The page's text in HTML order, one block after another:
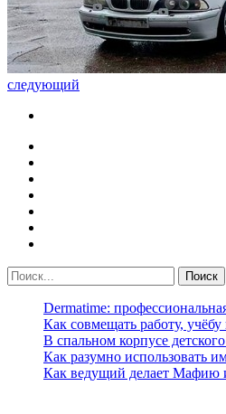
следующий
Dermatime:
Как совмещать работу,
В спальном корпусе
Как разумно использовать
Как ведущий делает Мафию